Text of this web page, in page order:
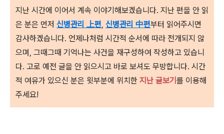
지난 시간에 이어서 계속 이야기해보겠습니다. 지난 편을 안 읽
은 분은 먼저 신병관리 上편, 신병관리 中편부터 읽어주시면
감사하겠습니다. 언제나처럼 시간적 순서에 따라 전개되지 않
으며, 그때그때 기억나는 사건을 재구성하여 작성하고 있습니
다. 고로 예전 글을 안 읽으시고 바로 보셔도 무방합니다. 시간
적 여유가 있으신 분은 윗부분에 위치한 지난 글보기 를 이용해
주세요!